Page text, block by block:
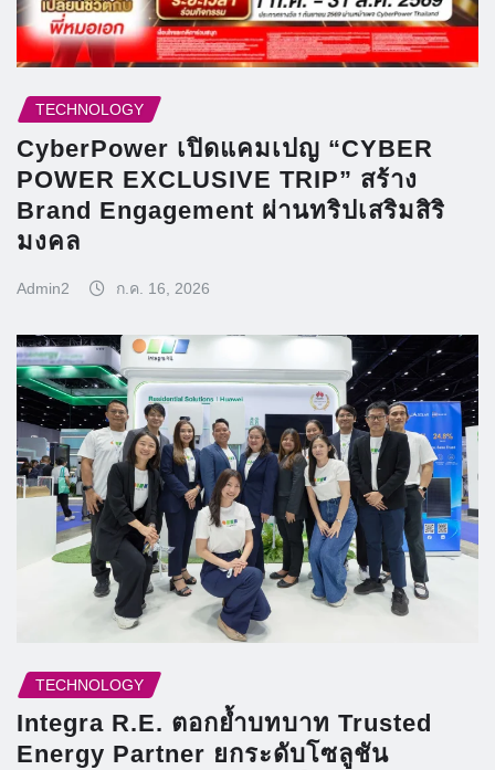
TECHNOLOGY
CyberPower เปิดแคมเปญ “CYBER
POWER EXCLUSIVE TRIP” สร้าง
Brand Engagement ผ่านทริปเสริมสิริ
มงคล
Admin2 ก.ค. 16, 2026
TECHNOLOGY
Integra R.E. ตอกย้ำบทบาท Trusted
Energy Partner ยกระดับโซลูชัน